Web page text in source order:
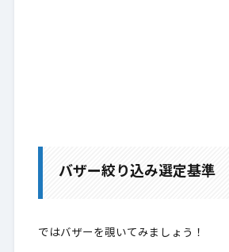
バザー絞り込み選定基準
ではバザーを覗いてみましょう！